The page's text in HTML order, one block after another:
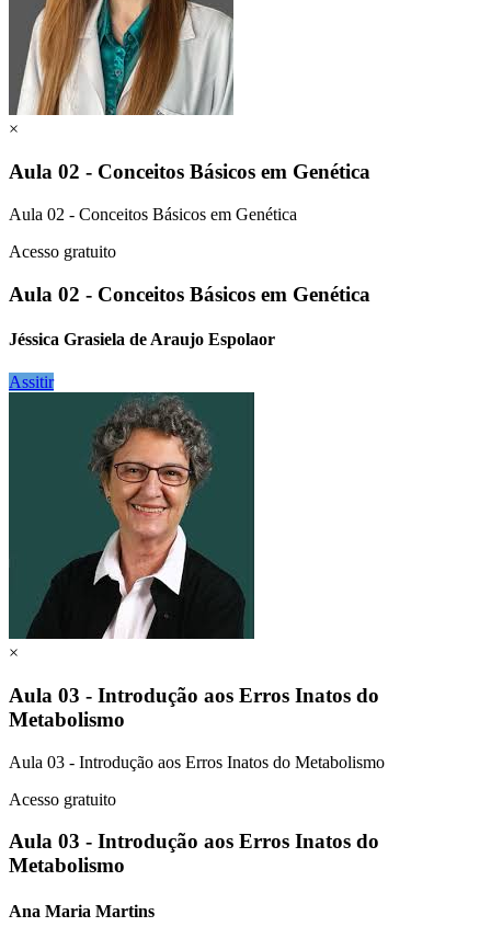
×
Aula 02 - Conceitos Básicos em Genética
Aula 02 - Conceitos Básicos em Genética
Acesso gratuito
Aula 02 - Conceitos Básicos em Genética
Jéssica Grasiela de Araujo Espolaor
Assitir
×
Aula 03 - Introdução aos Erros Inatos do
Metabolismo
Aula 03 - Introdução aos Erros Inatos do Metabolismo
Acesso gratuito
Aula 03 - Introdução aos Erros Inatos do
Metabolismo
Ana Maria Martins